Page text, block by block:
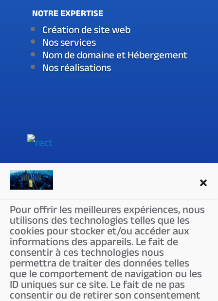
Pour offrir les meilleures expériences, nous
utilisons des technologies telles que les
cookies pour stocker et/ou accéder aux
informations des appareils. Le fait de
consentir à ces technologies nous
permettra de traiter des données telles
que le comportement de navigation ou les
ID uniques sur ce site. Le fait de ne pas
consentir ou de retirer son consentement
NOTRE EXPERTISE
Création de site web
Nos services
Nom de domaine et Hébergement
Nos réalisations
LIENS
A propos de nous
Mentions légales
Conditions de vente
Politique de confidentialité